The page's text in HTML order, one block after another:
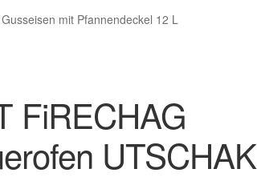
mit Pfannendeckel 12 L
FiRECHAG
UTSCHAK